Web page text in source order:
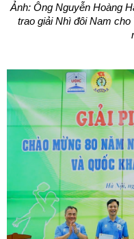
Ảnh: Ông Nguyễn Hoàng
trao giải Nhì đôi Nam